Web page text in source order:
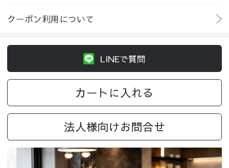
クーポン利用について
LINEで質問
カートに入れる
法人様向けお問合せ